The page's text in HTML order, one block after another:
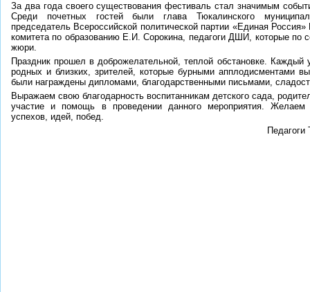
За два года своего существования фестиваль стал значимым
Среди почетных гостей были глава Тюкалинского
председатель Всероссийской политической партии «Единая
комитета по образованию Е.И. Сорокина, педагоги ДШИ, которые по
жюри.
Праздник прошел в доброжелательной, теплой обстановке. Каждый
родных и близких, зрителей, которые бурными апплодисментами
были награждены дипломами, благодарственными письмами,
Выражаем свою благодарность воспитанникам детского сада,
участие и помощь в проведении данного мероприятия. Желаем
успехов, идей, побед.